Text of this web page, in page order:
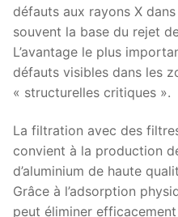
défauts aux rayons X
souvent la base du rejet
L’avantage le plus
défauts visibles dans les
« structurelles critiques ».
La filtration avec des
convient à la production
d’aluminium de haute
Grâce à l’adsorption
peut éliminer